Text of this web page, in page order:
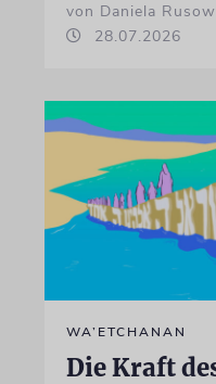
von Daniela
28.07.2026
WA’ETCHANAN
Die Kraft